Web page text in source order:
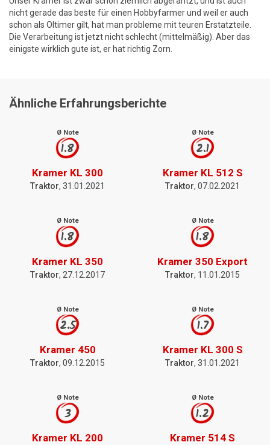
nicht gerade das beste für einen Hobbyfarmer und weil er auch
schon als Oltimer gilt, hat man probleme mit teuren Erstatzteile.
Die Verarbeitung ist jetzt nicht schlecht (mittelmäßig). Aber das
einigste wirklich gute ist, er hat richtig Zorn.
Ähnliche Erfahrungsberichte
Ø Note
1.8
Kramer KL 300
Traktor, 31.01.2021
Ø Note
2.1
Kramer KL 512 S
Traktor, 07.02.2021
Ø Note
1.8
Kramer KL 350
Traktor, 27.12.2017
Ø Note
1.8
Kramer 350 Export
Traktor, 11.01.2015
Ø Note
2.5
Kramer 450
Traktor, 09.12.2015
Ø Note
1.7
Kramer KL 300 S
Traktor, 31.01.2021
Ø Note
3
Kramer KL 200
Ø Note
1.2
Kramer 514 S